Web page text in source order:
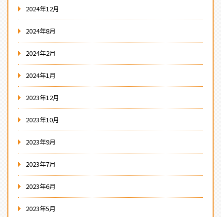
2024年12月
2024年8月
2024年2月
2024年1月
2023年12月
2023年10月
2023年9月
2023年7月
2023年6月
2023年5月